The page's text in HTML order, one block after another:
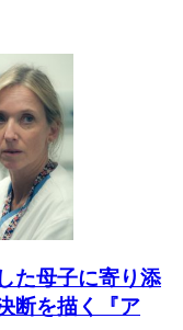
た母子に寄り添
断を描く『ア